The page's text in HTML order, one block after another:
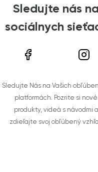
Sledujte nás na
sociálnych
Sledujte Nás na Vašich
platformách. Pozrite si nové
produkty, videá s návodmi a
zdieľajte svoj obľúbený